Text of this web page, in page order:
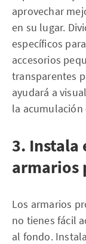
aprovechar
en su lugar.
específicos
accesorios
transparentes
ayudará a
la
3. Instala
armarios
Los armarios
no tienes fácil
al fondo.